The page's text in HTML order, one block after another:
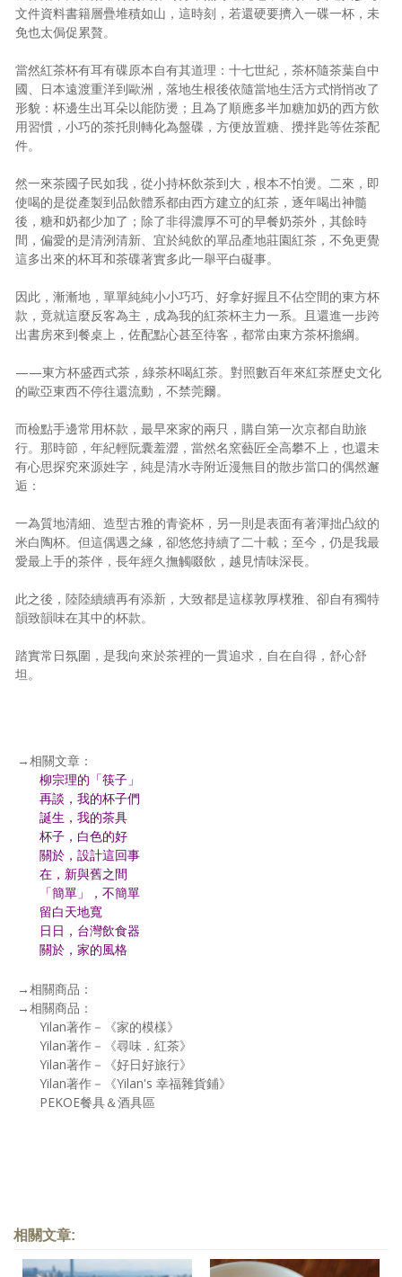
訂閱電子報
文件資料書籍層疊堆積如山，這時刻，若還硬要擠入一碟一杯，未
免也太侷促累贅。
當然紅茶杯有耳有碟原本自有其道理：十七世紀，茶杯隨茶葉自中
國、日本遠渡重洋到歐洲，落地生根後依隨當地生活方式悄悄改了
形貌：杯邊生出耳朵以能防燙；且為了順應多半加糖加奶的西方飲
用習慣，小巧的茶托則轉化為盤碟，方便放置糖、攪拌匙等佐茶配
件。
然一來茶國子民如我，從小持杯飲茶到大，根本不怕燙。二來，即
使喝的是從產製到品飲體系都由西方建立的紅茶，逐年喝出神髓
後，糖和奶都少加了；除了非得濃厚不可的早餐奶茶外，其餘時
間，偏愛的是清洌清新、宜於純飲的單品產地莊園紅茶，不免更覺
這多出來的杯耳和茶碟著實多此一舉平白礙事。
因此，漸漸地，單單純純小小巧巧、好拿好握且不佔空間的東方杯
款，竟就這麼反客為主，成為我的紅茶杯主力一系。且還進一步跨
出書房來到餐桌上，佐配點心甚至待客，都常由東方茶杯擔綱。
——東方杯盛西式茶，綠茶杯喝紅茶。對照數百年來紅茶歷史文化
的歐亞東西不停往還流動，不禁莞爾。
而檢點手邊常用杯款，最早來家的兩只，購自第一次京都自助旅
行。那時節，年紀輕阮囊羞澀，當然名窯藝匠全高攀不上，也還未
有心思探究來源姓字，純是清水寺附近漫無目的散步當口的偶然邂
逅：
一為質地清細、造型古雅的青瓷杯，另一則是表面有著渾拙凸紋的
米白陶杯。但這偶遇之緣，卻悠悠持續了二十載；至今，仍是我最
愛最上手的茶伴，長年經久撫觸啜飲，越見情味深長。
此之後，陸陸續續再有添新，大致都是這樣敦厚樸雅、卻自有獨特
韻致韻味在其中的杯款。
踏實常日氛圍，是我向來於茶裡的一貫追求，自在自得，舒心舒
坦。
→相關文章：
柳宗理的「筷子」
再談，我的杯子們
誕生，我的茶具
杯子，白色的好
關於，設計這回事
在，新與舊之間
「簡單」，不簡單
留白天地寬
日日，台灣飲食器
關於，家的風格
→相關商品：
→相關商品：
Yilan著作－《家的模樣》
Yilan著作－《尋味．紅茶》
Yilan著作－《好日好旅行》
Yilan著作－《Yilan's 幸福雜貨鋪》
PEKOE餐具＆酒具區
相關文章: